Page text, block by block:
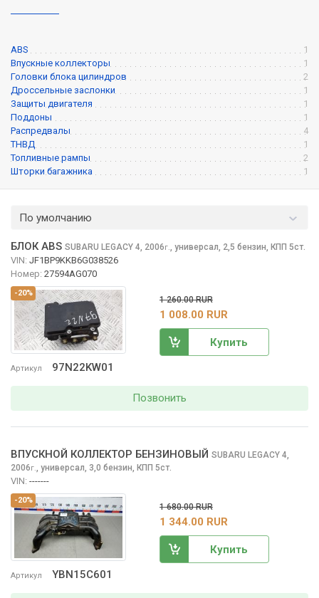
ABS
1
Впускные коллекторы
1
Головки блока цилиндров
2
Дроссельные заслонки
1
Защиты двигателя
1
Поддоны
1
Распредвалы
4
ТНВД
1
Топливные рампы
2
Шторки багажника
1
По умолчанию
-20%
Артикул 97N22KW01
БЛОК ABS SUBARU LEGACY 4, 2006г., универсал, 2,5 бензин, КПП 5ст.
VIN: JF1BP9KKB6G038526
Номер: 27594AG070
1 260.00 RUR
1 008.00 RUR
Купить
Позвонить
-20%
Артикул YBN15C601
ВПУСКНОЙ КОЛЛЕКТОР БЕНЗИНОВЫЙ SUBARU LEGACY 4,
2006г., универсал, 3,0 бензин, КПП 5ст.
VIN: -------
1 680.00 RUR
1 344.00 RUR
Купить